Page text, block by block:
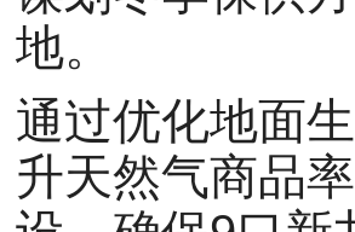
地。
通过优化地面
升天然气商品